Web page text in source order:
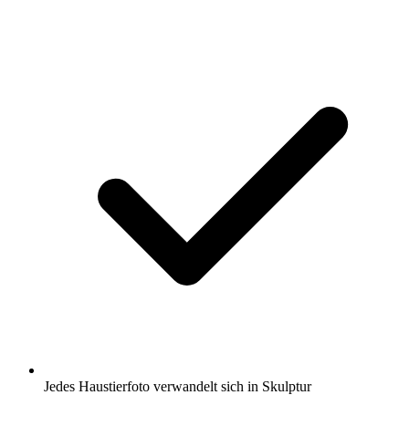
Jedes Haustierfoto verwandelt sich in Skulptur